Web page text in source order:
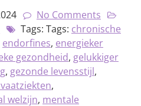
No Comments
Tags: Tags: chronische
endorfines, energieker
gezondheid, gelukkiger
, gezonde levensstijl,
,
welzijn, mentale